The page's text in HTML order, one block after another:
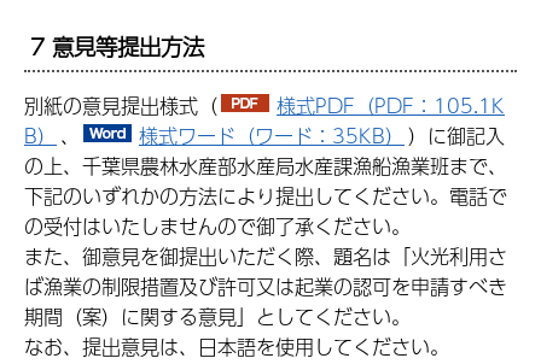
7 意見等提出方法
別紙の意見提出様式（
様式PDF（PDF：105.1K
B） 、 様式ワード（ワード：35KB） ）に御記入
の上、千葉県農林水産部水産局水産課漁船漁業班まで、
下記のいずれかの方法により提出してください。電話で
の受付はいたしませんので御了承ください。
また、御意見を御提出いただく際、題名は「火光利用さ
ば漁業の制限措置及び許可又は起業の認可を申請すべき
期間（案）に関する意見」としてください。
なお、提出意見は、日本語を使用してください。